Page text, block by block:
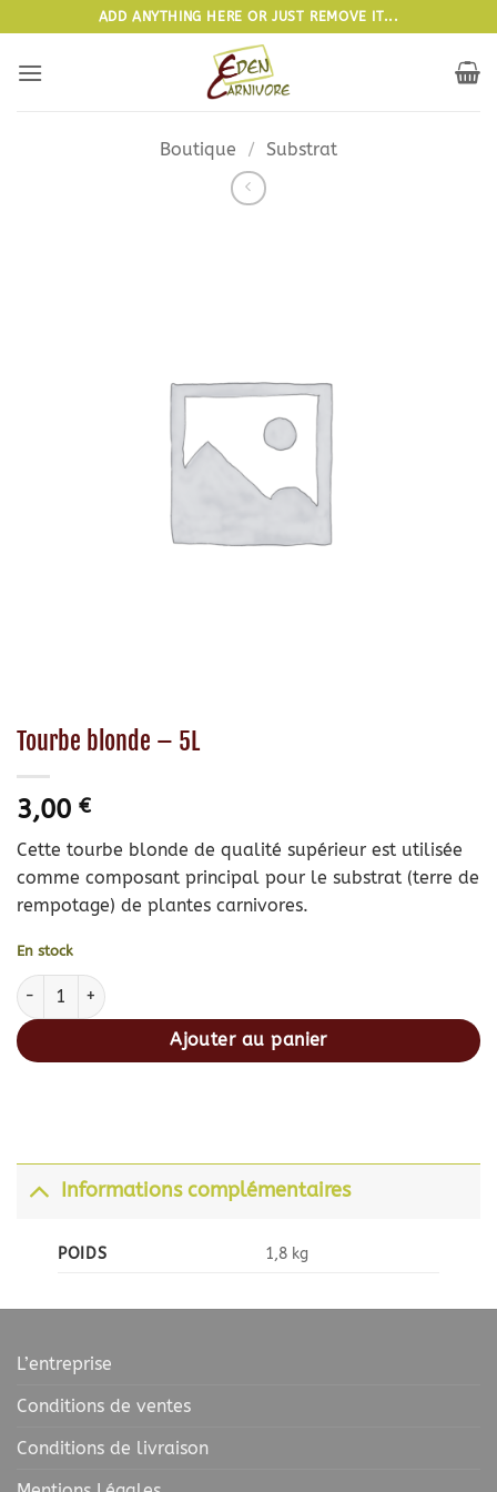
au
contenu
ADD ANYTHING HERE OR JUST REMOVE IT...
Boutique / Substrat
Tourbe blonde – 5L
3,00 €
Cette tourbe blonde de qualité supérieur est utilisée
comme composant principal pour le substrat (terre de
rempotage) de plantes carnivores.
En stock
quantité de Tourbe blonde - 5L
Ajouter au panier
Informations complémentaires
POIDS 1,8 kg
L’entreprise
Conditions de ventes
Conditions de livraison